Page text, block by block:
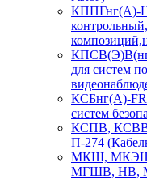
КППГнг(А)-
для систем
КСБнг(А)-
систем
КСПВ,
П-274
МКШ,
МГШВ, НВ,